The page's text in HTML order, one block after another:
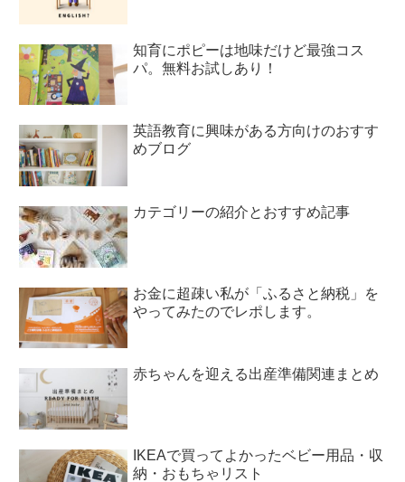
知育にポピーは地味だけど最強コス
パ。無料お試しあり！
英語教育に興味がある方向けのおすす
めブログ
カテゴリーの紹介とおすすめ記事
お金に超疎い私が「ふるさと納税」を
やってみたのでレポします。
赤ちゃんを迎える出産準備関連まとめ
IKEAで買ってよかったベビー用品・収
納・おもちゃリスト